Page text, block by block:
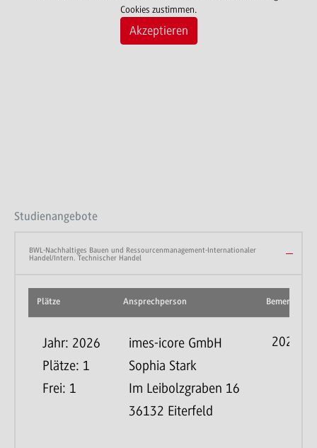
Cookies zustimmen.
Akzeptieren
Studienangebote
BWL-Nachhaltiges Bauen und Ressourcenmanagement-Internationaler
Handel/Intern. Technischer Handel
Plätze Ansprechperson
Jahr: 2026
Plätze: 1
Frei: 1
imes-icore GmbH
Sophia Stark
Im Leibolzgraben 16
36132 Eiterfeld
2026